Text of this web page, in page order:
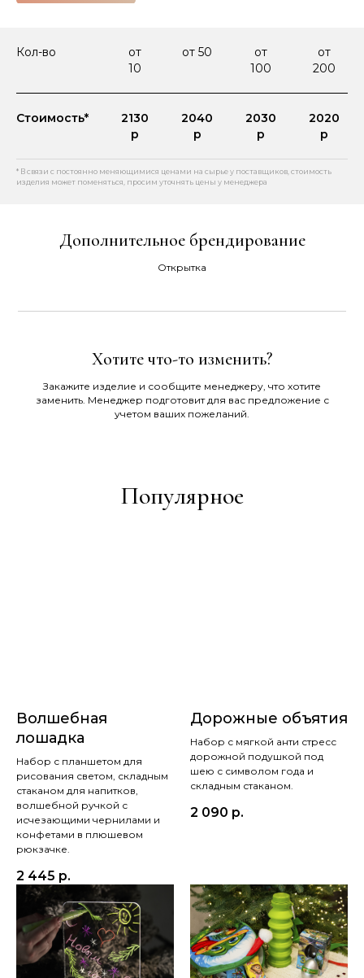
Кол-во
от
10
от 50
от
100
от
200
Стоимость*
2130
р
2040
р
2030
р
2020
р
* В связи с постоянно меняющимися ценами на сырье у поставщиков, стоимость
изделия может поменяться, просим уточнять цены у менеджера
Дополнительное брендирование
Открытка
Хотите что-то изменить?
Закажите изделие и сообщите менеджеру, что хотите
заменить. Менеджер подготовит для вас предложение с
учетом ваших пожеланий.
Популярное
Волшебная
лошадка
Набор с планшетом для
рисования светом, складным
стаканом для напитков,
волшебной ручкой с
исчезающими чернилами и
конфетами в плюшевом
рюкзачке.
2 445 р.
Дорожные объятия
Набор с мягкой анти стресс
дорожной подушкой под
шею с символом года и
складным стаканом.
2 090 р.